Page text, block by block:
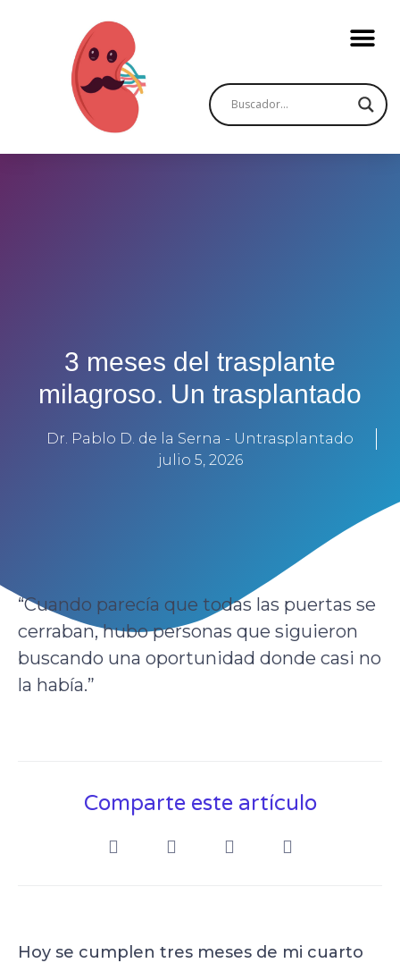
3 meses del trasplante
milagroso. Un trasplantado
Dr. Pablo D. de la Serna - Untrasplantado
julio 5, 2026
“Cuando parecía que todas las puertas se
cerraban, hubo personas que siguieron
buscando una oportunidad donde casi no
la había.”
Comparte este artículo
Hoy se cumplen tres meses de mi cuarto